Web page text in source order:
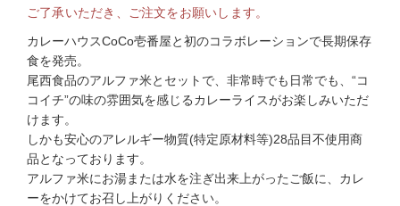
ご了承いただき、ご注文をお願いします。
カレーハウスCoCo壱番屋と初のコラボレーションで長期保存
食を発売。
尾西食品のアルファ米とセットで、非常時でも日常でも、“コ
コイチ”の味の雰囲気を感じるカレーライスがお楽しみいただ
けます。
しかも安心のアレルギー物質(特定原材料等)28品目不使用商
品となっております。
アルファ米にお湯または水を注ぎ出来上がったご飯に、カレ
ーをかけてお召し上がりください。